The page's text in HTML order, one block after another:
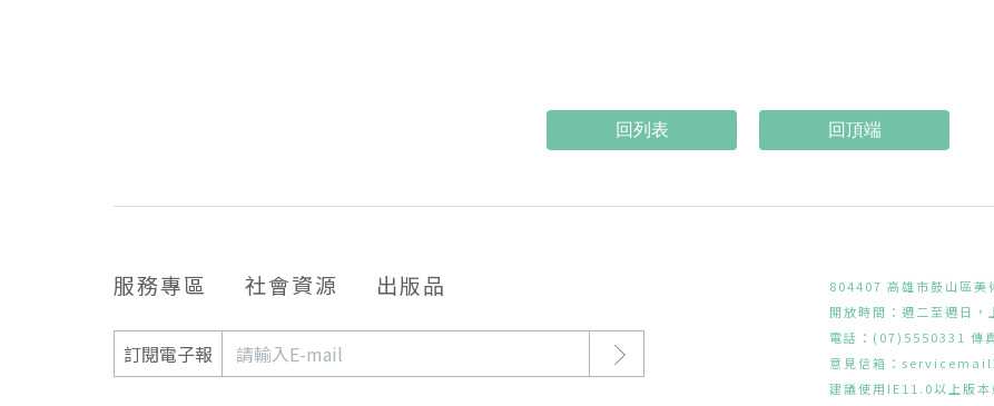
回頂端
服務專區 社會資源 出版品
訂閱電子報
804407 高雄市鼓山區美
開放時間：週二至週日
電話：(07)5550331 傳
意見信箱：
建議使用IE11.0以上版